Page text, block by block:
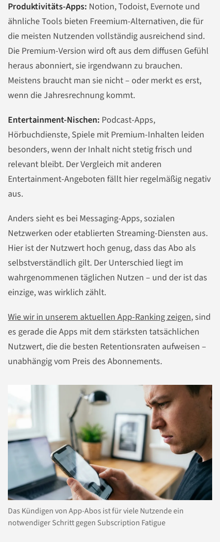
Produktivitäts-Apps: Notion, Todoist, Evernote und
ähnliche Tools bieten Freemium-Alternativen, die für
die meisten Nutzenden vollständig ausreichend sind.
Die Premium-Version wird oft aus dem diffusen Gefühl
heraus abonniert, sie irgendwann zu brauchen.
Meistens braucht man sie nicht – oder merkt es erst,
wenn die Jahresrechnung kommt.
Entertainment-Nischen: Podcast-Apps,
Hörbuchdienste, Spiele mit Premium-Inhalten leiden
besonders, wenn der Inhalt nicht stetig frisch und
relevant bleibt. Der Vergleich mit anderen
Entertainment-Angeboten fällt hier regelmäßig negativ
aus.
Anders sieht es bei Messaging-Apps, sozialen
Netzwerken oder etablierten Streaming-Diensten aus.
Hier ist der Nutzwert hoch genug, dass das Abo als
selbstverständlich gilt. Der Unterschied liegt im
wahrgenommenen täglichen Nutzen – und der ist das
einzige, was wirklich zählt.
Wie wir in unserem aktuellen App-Ranking zeigen, sind
es gerade die Apps mit dem stärksten tatsächlichen
Nutzwert, die die besten Retentionsraten aufweisen –
unabhängig vom Preis des Abonnements.
Das Kündigen von App-Abos ist für viele Nutzende ein
notwendiger Schritt gegen Subscription Fatigue